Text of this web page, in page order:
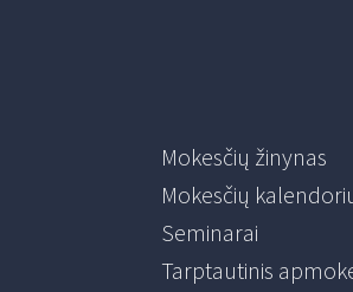
Mokesčių žinynas
Mokesčių
Seminarai
Tarptautinis